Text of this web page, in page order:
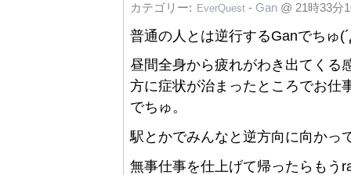
カテゴリー: EverQuest - Gan @ 21時33分
普通の人とは逆行するGanでちゅ
昼間全身から疲れがわき出てくる
方に症状が治まったところでお仕
でちゅ。
駅とかでみんなと逆方向に向かっ
無事仕事を仕上げて帰ったらも